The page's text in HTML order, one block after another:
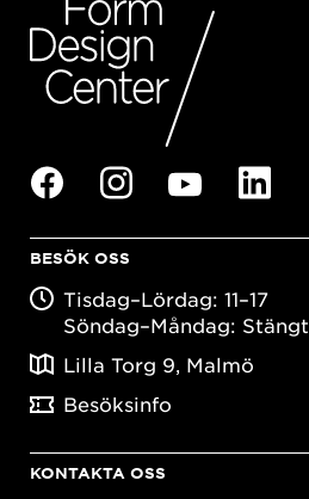
BESÖK OSS
Tisdag–Lördag: 11–17
Söndag–Måndag: Stängt
Lilla Torg 9, Malmö
Besöksinfo
KONTAKTA OSS